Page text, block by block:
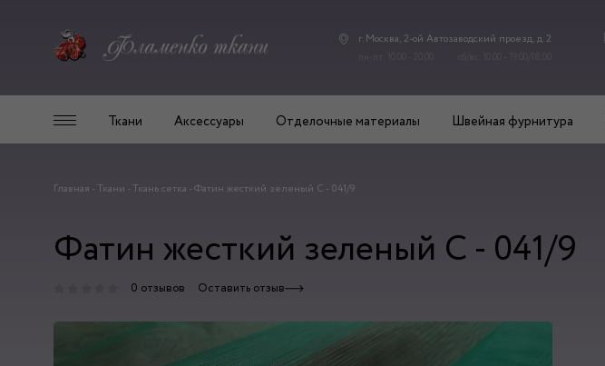
г. Москва, 2-ой Автозаводский проезд, д. 2
Ткани Аксессуары Отделочные материалы Швейная фурнитура
Главная - Ткани - Ткань сетка -Фатин жесткий зеленый С - 041/9
Фатин жесткий зеленый С - 041/9
0 отзывов Оставить отзыв